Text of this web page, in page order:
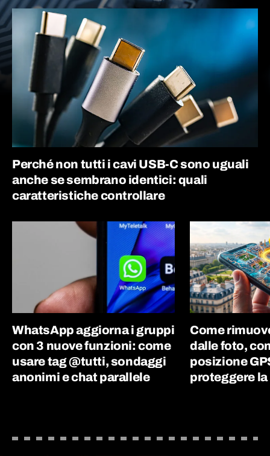
Perché non tutti i cavi USB-C sono uguali
anche se sembrano identici: quali
caratteristiche controllare
WhatsApp aggiorna i gruppi
con 3 nuove funzioni: come
usare tag @tutti, sondaggi
anonimi e chat parallele
Come
dalle foto,
posizione
proteggere